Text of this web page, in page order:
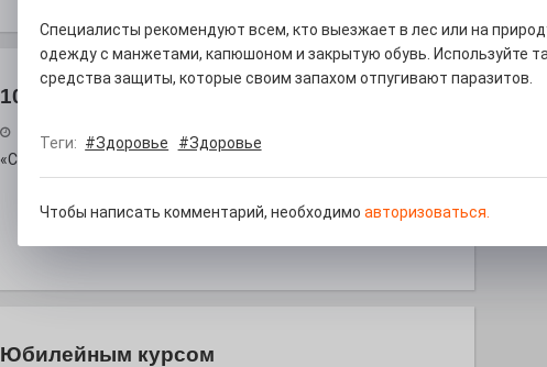
100 футов под килем!
«С ними дядька Черномор»
Юбилейным курсом
Специалисты рекомендуют всем, кто выезжает в лес или на
одежду с манжетами, капюшоном и закрытую обувь. Используйте
средства защиты, которые своим запахом отпугивают паразитов.
Теги: #Здоровье #Здоровье
Чтобы написать комментарий, необходимо авторизоваться.